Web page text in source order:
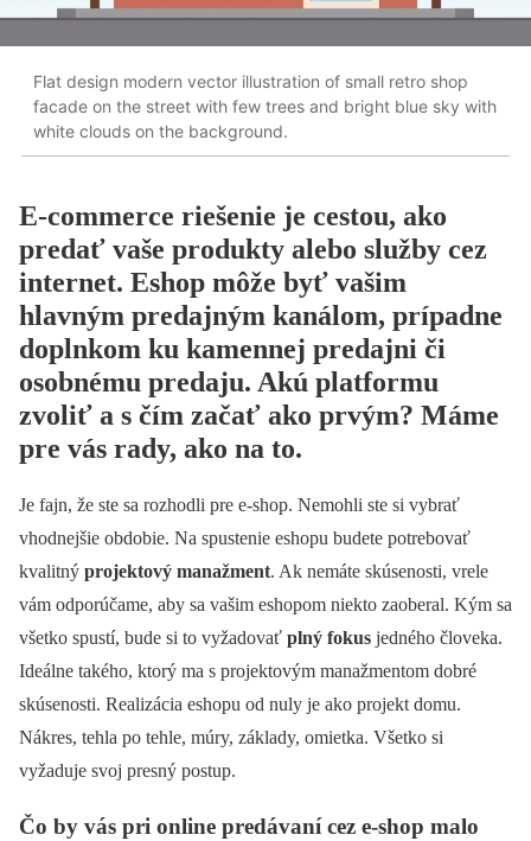
Flat design modern vector illustration of small retro shop
facade on the street with few trees and bright blue sky with
white clouds on the background.
E-commerce riešenie je cestou, ako
predať vaše produkty alebo služby cez
internet. Eshop môže byť vašim
hlavným predajným kanálom, prípadne
doplnkom ku kamennej predajni či
osobnému predaju. Akú platformu
zvoliť a s čím začať ako prvým? Máme
pre vás rady, ako na to.
Je fajn, že ste sa rozhodli pre e-shop. Nemohli ste si vybrať
vhodnejšie obdobie. Na spustenie eshopu budete potrebovať
kvalitný projektový manažment. Ak nemáte skúsenosti, vrele
vám odporúčame, aby sa vašim eshopom niekto zaoberal. Kým sa
všetko spustí, bude si to vyžadovať plný fokus jedného človeka.
Ideálne takého, ktorý ma s projektovým manažmentom dobré
skúsenosti. Realizácia eshopu od nuly je ako projekt domu.
Nákres, tehla po tehle, múry, základy, omietka. Všetko si
vyžaduje svoj presný postup.
Čo by vás pri online predávaní cez e-shop malo